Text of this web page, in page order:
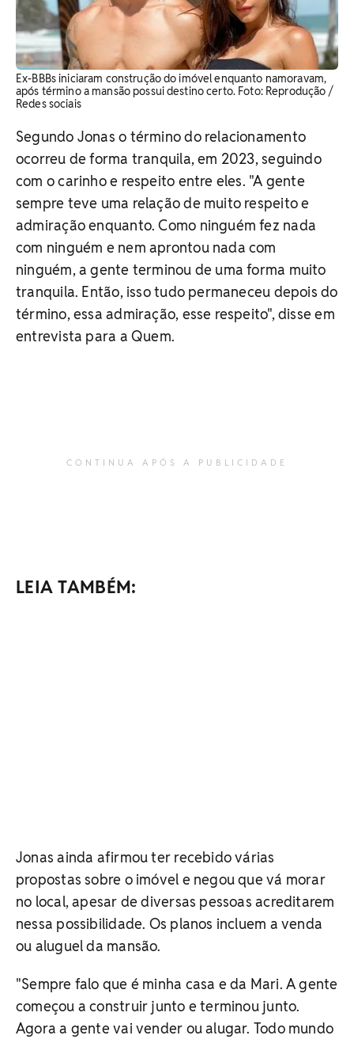
Ex-BBBs iniciaram construção do imóvel enquanto namoravam,
após término a mansão possui destino certo. Foto: Reprodução /
Redes sociais
Segundo Jonas o término do relacionamento
ocorreu de forma tranquila, em 2023, seguindo
com o carinho e respeito entre eles. "A gente
sempre teve uma relação de muito respeito e
admiração enquanto. Como ninguém fez nada
com ninguém e nem aprontou nada com
ninguém, a gente terminou de uma forma muito
tranquila. Então, isso tudo permaneceu depois do
término, essa admiração, esse respeito", disse em
entrevista para a Quem.
CONTINUA APÓS A PUBLICIDADE
LEIA TAMBÉM:
Jonas ainda afirmou ter recebido várias
propostas sobre o imóvel e negou que vá morar
no local, apesar de diversas pessoas acreditarem
nessa possibilidade. Os planos incluem a venda
ou aluguel da mansão.
"Sempre falo que é minha casa e da Mari. A gente
começou a construir junto e terminou junto.
Agora a gente vai vender ou alugar. Todo mundo